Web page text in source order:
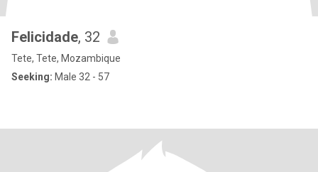
Felicidade, 32
Tete, Tete, Mozambique
Seeking: Male 32 - 57